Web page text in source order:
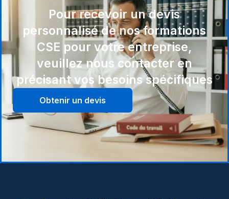
Pour recevoir un devis
personnalisé de nos formations
CSE pour votre entreprise,
veuillez nous contacter en
précisant vos besoins spécifiques
Obtenir un devis